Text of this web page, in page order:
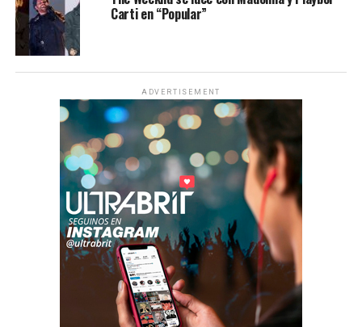
Carti en “Popular”
ADVERTISEMENT